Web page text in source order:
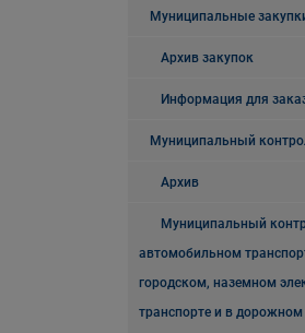
Муниципальные
Архив закупок
Информация для
Муниципальный
Архив
Муниципальный
автомобильном
городском, наземном
транспорте и в дорожном